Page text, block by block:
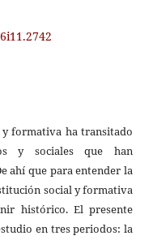
formativa ha transitado
y sociales que han
ahí que para entender la
social y formativa
histórico. El presente
en tres periodos: la